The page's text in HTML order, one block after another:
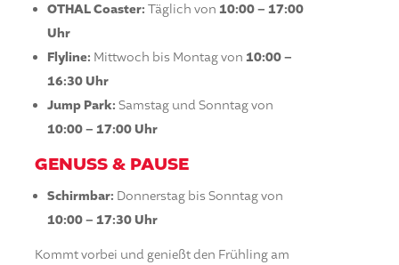
OTHAL Coaster: Täglich von10:00 – 17:00
Uhr
Flyline: Mittwoch bis Montag von10:00 –
16:30 Uhr
Jump Park: Samstag und Sonntag von
10:00 – 17:00 Uhr
GENUSS & PAUSE
Schirmbar: Donnerstag bis Sonntag von
10:00 – 17:30 Uhr
Kommt vorbei und genießt den Frühling am